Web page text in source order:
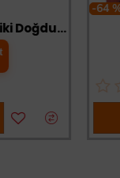
Mavi Üzeri Gümüş Yıldız İyiki Doğdun Flama Süs
-64 %